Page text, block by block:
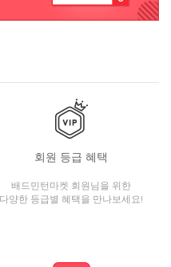
회원 등급 혜택
배드민턴마켓 회원님을 위한
다양한 등급별 혜택을 만나보세요!